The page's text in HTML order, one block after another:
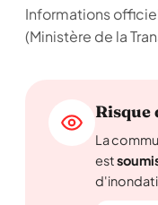
Informations
(Ministère de la
La
est